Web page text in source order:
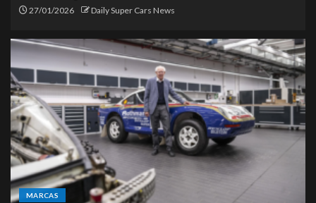
27/01/2026 Daily Super Cars News
MARCAS